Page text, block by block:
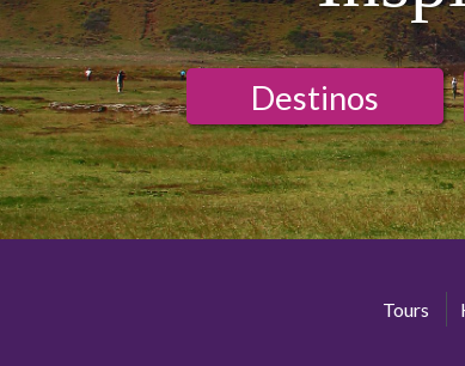
Destinos
Tours